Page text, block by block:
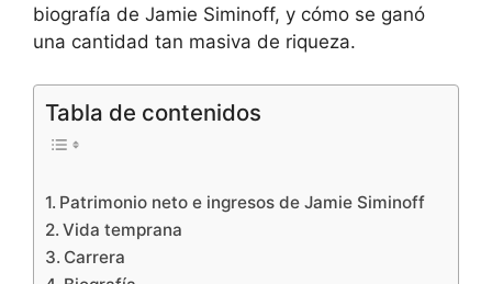
biografía de Jamie Siminoff, y cómo se ganó
una cantidad tan masiva de riqueza.
Tabla de contenidos
Patrimonio neto e ingresos de Jamie Siminoff
Vida temprana
Carrera